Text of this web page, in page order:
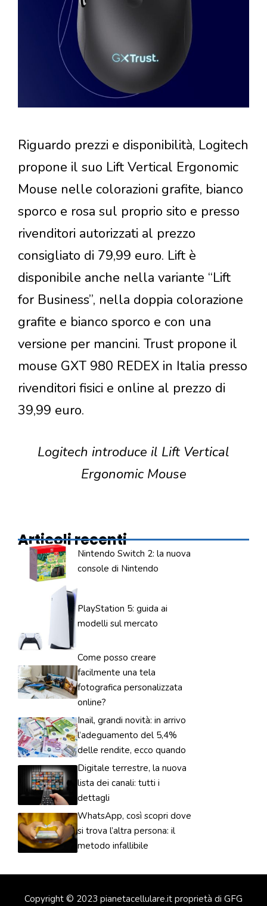
Riguardo prezzi e disponibilità, Logitech
propone il suo Lift Vertical Ergonomic
Mouse nelle colorazioni grafite, bianco
sporco e rosa sul proprio sito e presso
rivenditori autorizzati al prezzo
consigliato di 79,99 euro. Lift è
disponibile anche nella variante “Lift
for Business”, nella doppia colorazione
grafite e bianco sporco e con una
versione per mancini. Trust propone il
mouse GXT 980 REDEX in Italia presso
rivenditori fisici e online al prezzo di
39,99 euro.
Logitech introduce il Lift Vertical
Ergonomic Mouse
Articoli recenti
Nintendo Switch 2: la nuova
console di Nintendo
PlayStation 5: guida ai
modelli sul mercato
Come posso creare
facilmente una tela
fotografica personalizzata
online?
Inail, grandi novità: in arrivo
l’adeguamento del 5,4%
delle rendite, ecco quando
Digitale terrestre, la nuova
lista dei canali: tutti i
dettagli
WhatsApp, così scopri dove
si trova l’altra persona: il
metodo infallibile
Copyright © 2023 pianetacellulare.it proprietà di GFG